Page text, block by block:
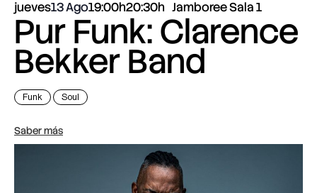
jueves13 Ago19:00h20:30h Jamboree Sala 1
Pur Funk: Clarence
Bekker Band
Funk Soul
Saber más